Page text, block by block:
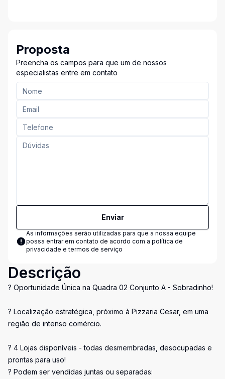
Proposta
Preencha os campos para que um de nossos
especialistas entre em contato
Enviar
As informações serão utilizadas para que a nossa equipe
possa entrar em contato de acordo com a política de
privacidade e termos de serviço
Descrição
? Oportunidade Única na Quadra 02 Conjunto A - Sobradinho!
? Localização estratégica, próximo à Pizzaria Cesar, em uma
região de intenso comércio.
? 4 Lojas disponíveis - todas desmembradas, desocupadas e
prontas para uso!
? Podem ser vendidas juntas ou separadas: